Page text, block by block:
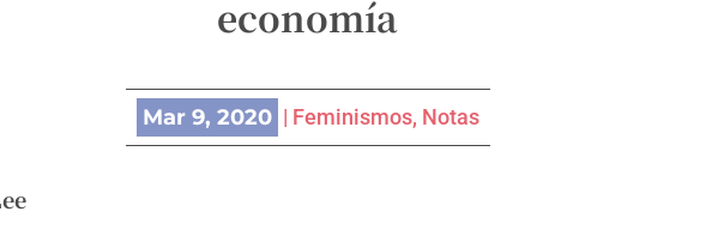
economía
Mar 9, 2020 | Feminismos, Notas